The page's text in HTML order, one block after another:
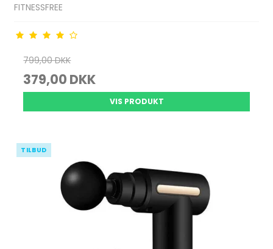
FITNESSFREE
799,00 DKK
379,00 DKK
VIS PRODUKT
TILBUD